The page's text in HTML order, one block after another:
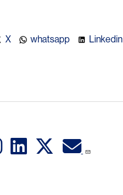
X whatsapp Linkedin